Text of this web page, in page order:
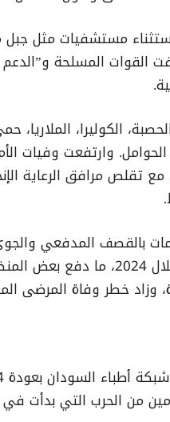
مستشفيات مثل جبل
القوات المسلحة
الكوليرا،
المستشفيات والمدارس خلال
خطر وفاة المرضى
من الحرب التي بدأت في